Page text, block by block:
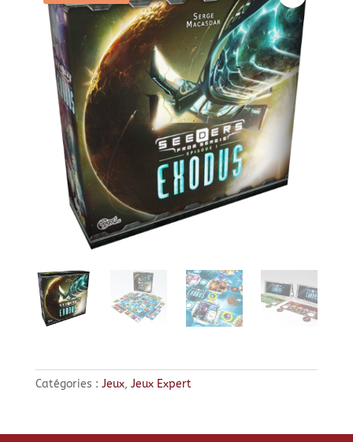
Catégories : Jeux, Jeux Expert